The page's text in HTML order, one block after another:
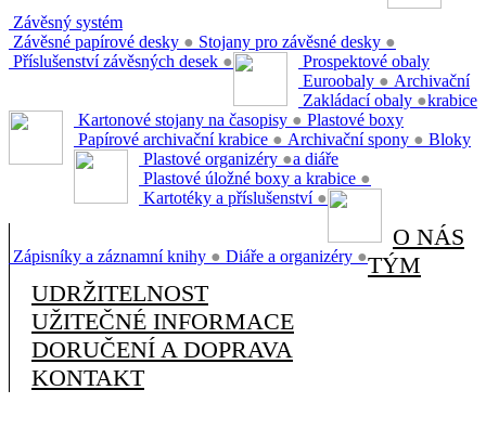
Závěsný systém
Závěsné papírové desky ● Stojany pro závěsné desky ●
Příslušenství závěsných desek ●
Prospektové obaly
Euroobaly ●
Zakládací obaly ●
Archivační
krabice
Kartonové stojany na časopisy ●
Papírové archivační krabice ● Archivační spony ●
Plastové boxy
Plastové organizéry ●
Plastové úložné boxy a krabice ●
Kartotéky a příslušenství ●
Bloky
a diáře
Zápisníky a záznamní knihy ● Diáře a organizéry ●
O NÁS
TÝM
UDRŽITELNOST
UŽITEČNÉ INFORMACE
DORUČENÍ A DOPRAVA
KONTAKT